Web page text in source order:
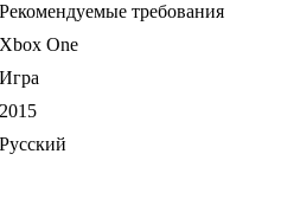
Рекомендуемые требования
Xbox One
Игра
2015
Русский